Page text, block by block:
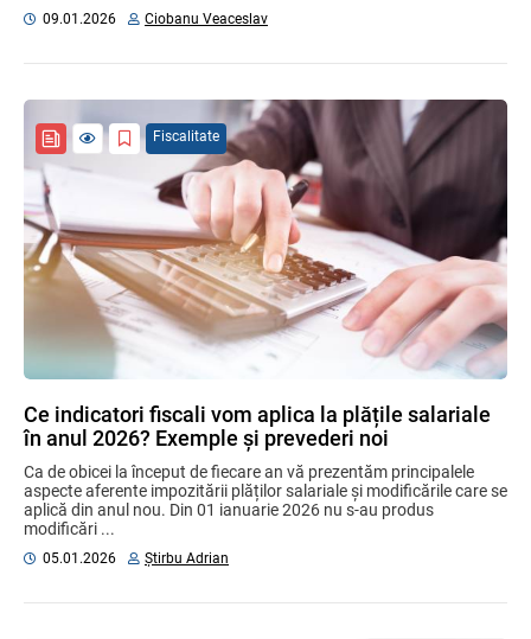
09.01.2026 Ciobanu Veaceslav
Fiscalitate
Ce indicatori fiscali vom aplica la plățile salariale
în anul 2026? Exemple și prevederi noi
Ca de obicei la început de fiecare an vă prezentăm principalele
aspecte aferente impozitării plăților salariale și modificările care se
aplică din anul nou. Din 01 ianuarie 2026 nu s-au produs
modificări ...
05.01.2026 Știrbu Adrian